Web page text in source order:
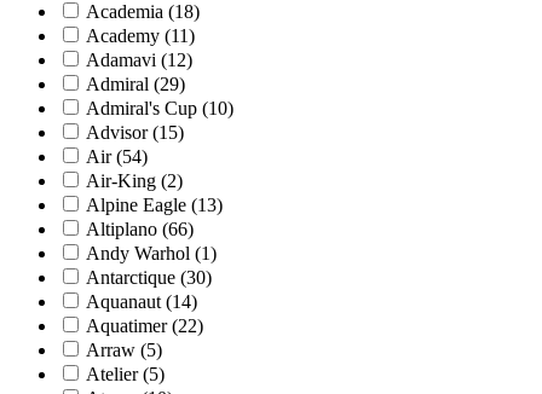
Academia (18)
Academy (11)
Adamavi (12)
Admiral (29)
Admiral's Cup (10)
Advisor (15)
Air (54)
Air-King (2)
Alpine Eagle (13)
Altiplano (66)
Andy Warhol (1)
Antarctique (30)
Aquanaut (14)
Aquatimer (22)
Arraw (5)
Atelier (5)